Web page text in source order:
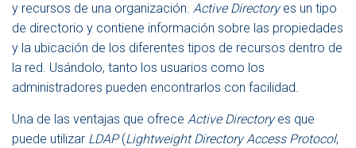
y recursos de una organización. Active Directoryes un tipo
de directorio y contiene información sobre las propiedades
y la ubicación de los diferentes tipos de recursos dentro de
la red. Usándolo, tanto los usuarios como los
administradores pueden encontrarlos con facilidad.
Una de las ventajas que ofrece Active Directoryes que
puede utilizar LDAP(Lightweight Directory Access Protocol,